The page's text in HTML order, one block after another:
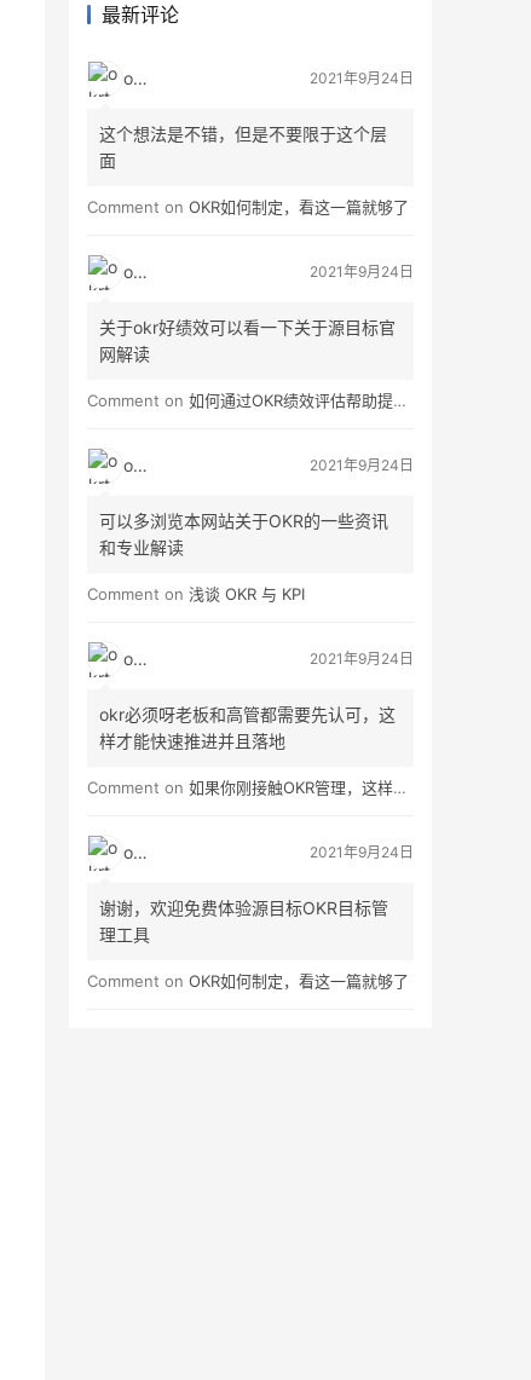
最新评论
okrt 2021年9月24日
这个想法是不错，但是不要限于这个层
面
Comment on OKR如何制定，看这一篇就够了
okrt 2021年9月24日
关于okr好绩效可以看一下关于源目标官
网解读
Comment on 如何通过OKR绩效评估帮助提高员工绩效？
okrt 2021年9月24日
可以多浏览本网站关于OKR的一些资讯
和专业解读
Comment on 浅谈 OKR 与 KPI
okrt 2021年9月24日
okr必须呀老板和高管都需要先认可，这
样才能快速推进并且落地
Comment on 如果你刚接触OKR管理，这样做就对了！
okrt 2021年9月24日
谢谢，欢迎免费体验源目标OKR目标管
理工具
Comment on OKR如何制定，看这一篇就够了